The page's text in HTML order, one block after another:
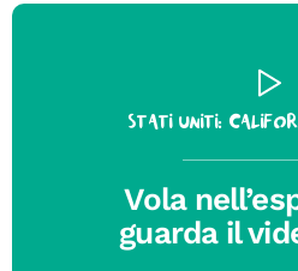
Stati Uniti:
Vola
guarda il